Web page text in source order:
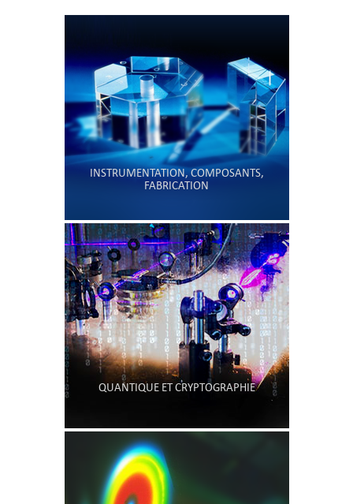
INSTRUMENTATION, COMPOSANTS,
FABRICATION
QUANTIQUE ET CRYPTOGRAPHIE